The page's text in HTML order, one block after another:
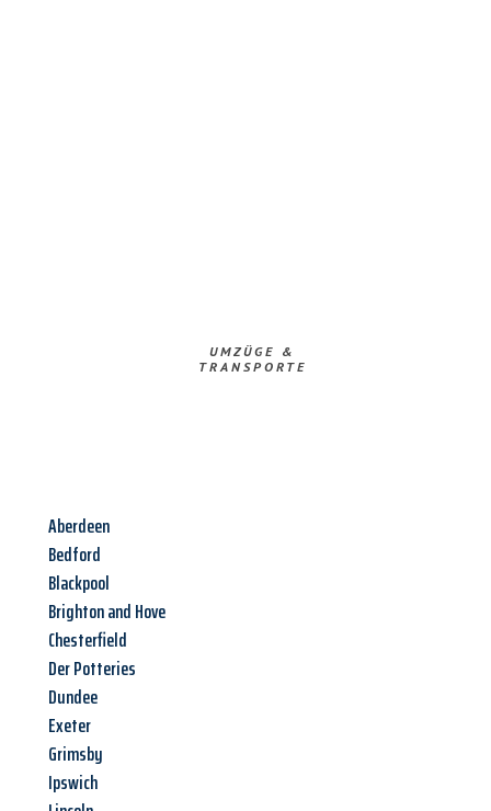
UMZÜGE &
TRANSPORTE
Aberdeen
Bedford
Blackpool
Brighton and Hove
Chesterfield
Der Potteries
Dundee
Exeter
Grimsby
Ipswich